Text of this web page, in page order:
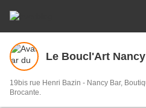
Le Boucl'Art Nancy
19bis rue Henri Bazin - Nancy Bar, Boutique de Créateurs, Friperie &
Brocante.